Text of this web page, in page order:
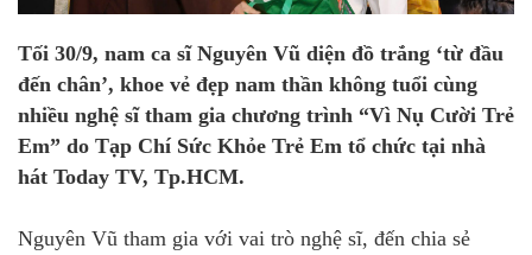
Tối 30/9, nam ca sĩ Nguyên Vũ diện đồ trắng ‘từ đầu
đến chân’, khoe vẻ đẹp nam thần không tuổi cùng
nhiều nghệ sĩ tham gia chương trình “Vì Nụ Cười Trẻ
Em” do Tạp Chí Sức Khỏe Trẻ Em tổ chức tại nhà
hát Today TV, Tp.HCM.
Nguyên Vũ tham gia với vai trò nghệ sĩ, đến chia sẻ